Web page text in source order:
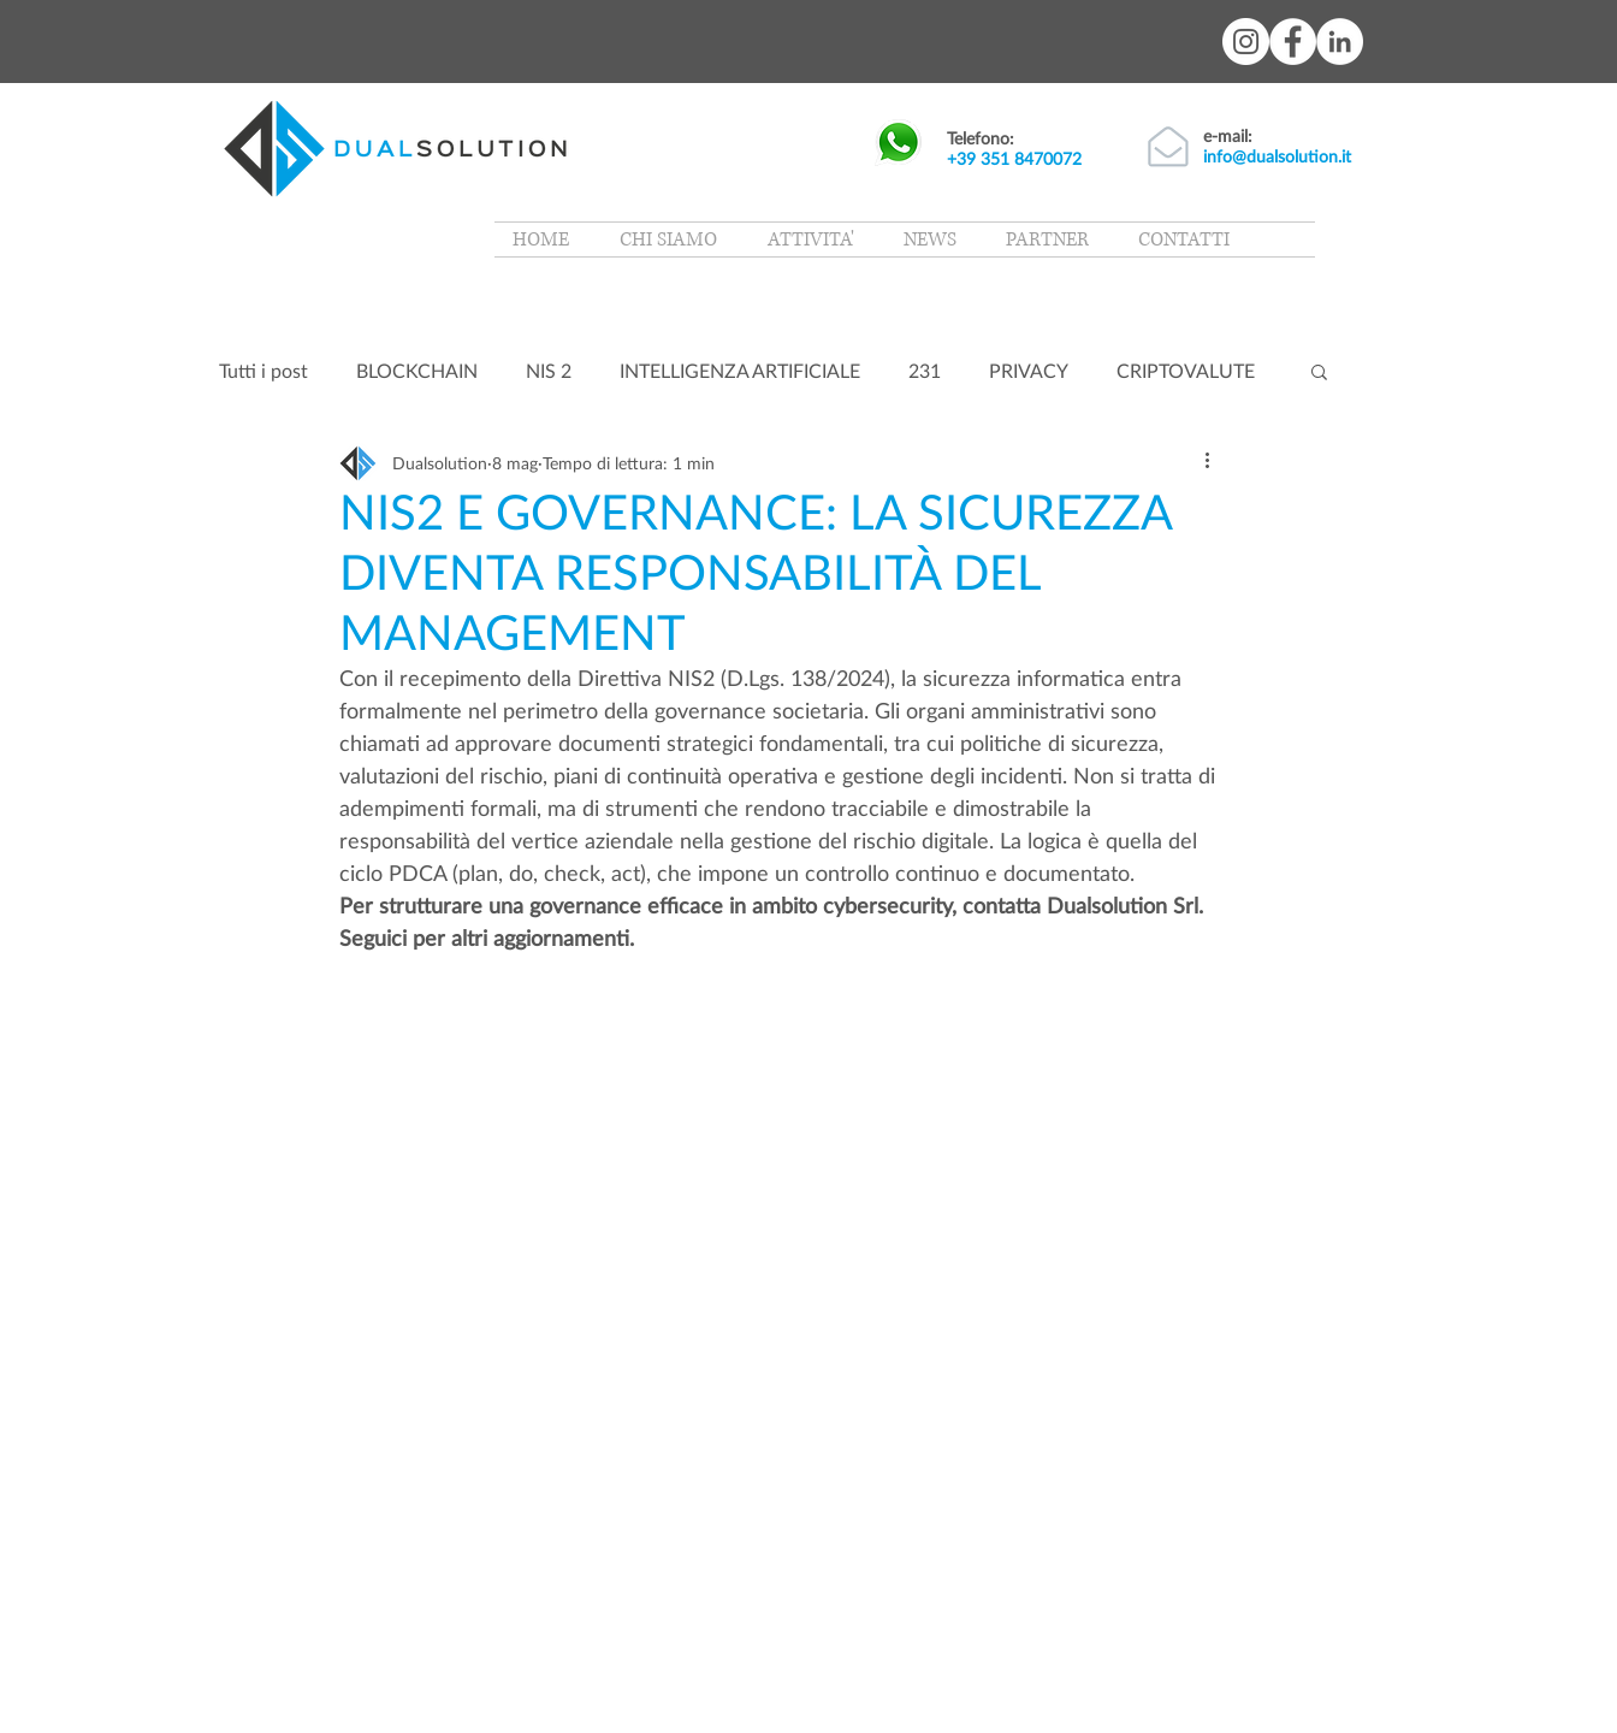
Telefono:
+39 351 8470072
e-mail:
info@dualsolution.it
HOME CHI SIAMO ATTIVITA' NEWS PARTNER CONTATTI
Tutti i post BLOCKCHAIN NIS 2 INTELLIGENZA ARTIFICIALE 231 PRIVACY CRIPTOVALUTE
NIS2 E GOVERNANCE: LA SICUREZZA
DIVENTA RESPONSABILITÀ DEL
MANAGEMENT
Dualsolution 8 mag Tempo di lettura: 1 min
Con il recepimento della Direttiva NIS2 (D.Lgs. 138/2024), la sicurezza informatica entra
formalmente nel perimetro della governance societaria. Gli organi amministrativi sono
chiamati ad approvare documenti strategici fondamentali, tra cui politiche di sicurezza,
valutazioni del rischio, piani di continuità operativa e gestione degli incidenti. Non si tratta di
adempimenti formali, ma di strumenti che rendono tracciabile e dimostrabile la
responsabilità del vertice aziendale nella gestione del rischio digitale. La logica è quella del
ciclo PDCA (plan, do, check, act), che impone un controllo continuo e documentato.
Per strutturare una governance efficace in ambito cybersecurity, contatta Dualsolution Srl.
Seguici per altri aggiornamenti.